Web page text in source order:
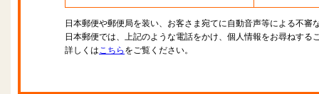
日本郵便や郵便局を装い、お客さま宛てに自動音声等による不審
日本郵便では、上記のような電話をかけ、個人情報をお尋ねする
詳しくはこちら をご覧ください。